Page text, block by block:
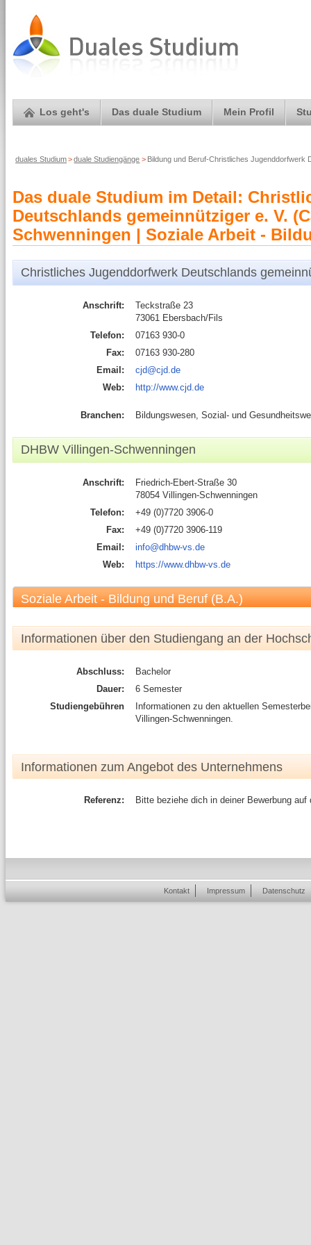
Los geht's Das duale Studium Mein Profil
duales Studium> duale Studiengänge > Bildung und Beruf-Christliches Jugenddorfwerk
Das duale Studium im Detail:
Deutschlands gemeinnütziger e. V.
Schwenningen | Soziale Arbeit -
Christliches Jugenddorfwerk Deutschlands
Anschrift:
Teckstraße 23
73061 Ebersbach/Fils
Telefon:
07163 930-0
Fax:
07163 930-280
Email:
cjd@cjd.de
Web:
http://www.cjd.de
Branchen: Bildungswesen, Sozial- und
DHBW Villingen-Schwenningen
Anschrift:
Friedrich-Ebert-Straße 30
78054 Villingen-Schwenningen
Telefon:
+49 (0)7720 3906-0
Fax:
+49 (0)7720 3906-119
Email:
info@dhbw-vs.de
Web:
https://www.dhbw-vs.de
Soziale Arbeit - Bildung und Beruf (B.A.)
Informationen über den Studiengang an der
Abschluss:
Bachelor
Dauer:
6 Semester
Studiengebühren
Informationen zu den aktuellen
Villingen-Schwenningen.
Informationen zum Angebot des Unternehmens
Referenz: Bitte beziehe dich in deiner Bewerbung auf
Kontakt Impressum Datenschutz